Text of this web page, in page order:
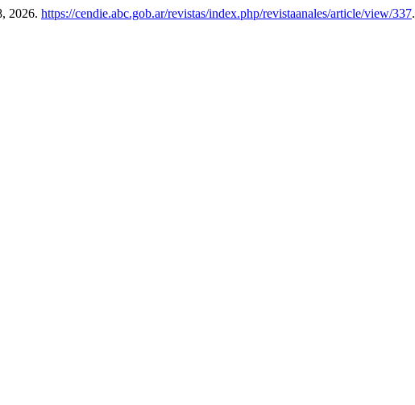
2026. https://cendie.abc.gob.ar/revistas/index.php/revistaanales/article/view/337.